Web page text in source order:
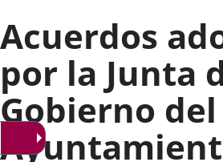
Acuerdos
por la Junta
Gobierno del